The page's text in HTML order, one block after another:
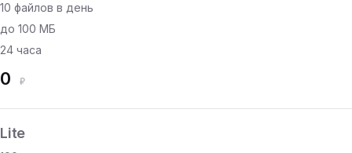
10 файлов в день
до 100 МБ
24 часа
0 ₽
Lite